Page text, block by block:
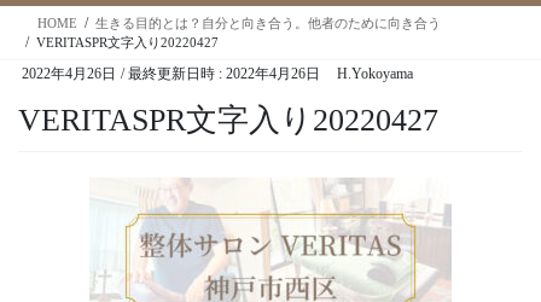
HOME
生きる目的とは？自分と向き合う。他者のために向き合う
VERITASPR文字入り20220427
2022年4月26日 / 最終更新日時 : 2022年4月26日 H.Yokoyama
VERITASPR文字入り20220427